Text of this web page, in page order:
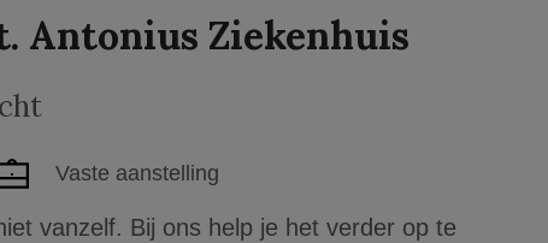
Antonius Ziekenhuis
Vaste aanstelling
vanzelf. Bij ons help je het verder op te